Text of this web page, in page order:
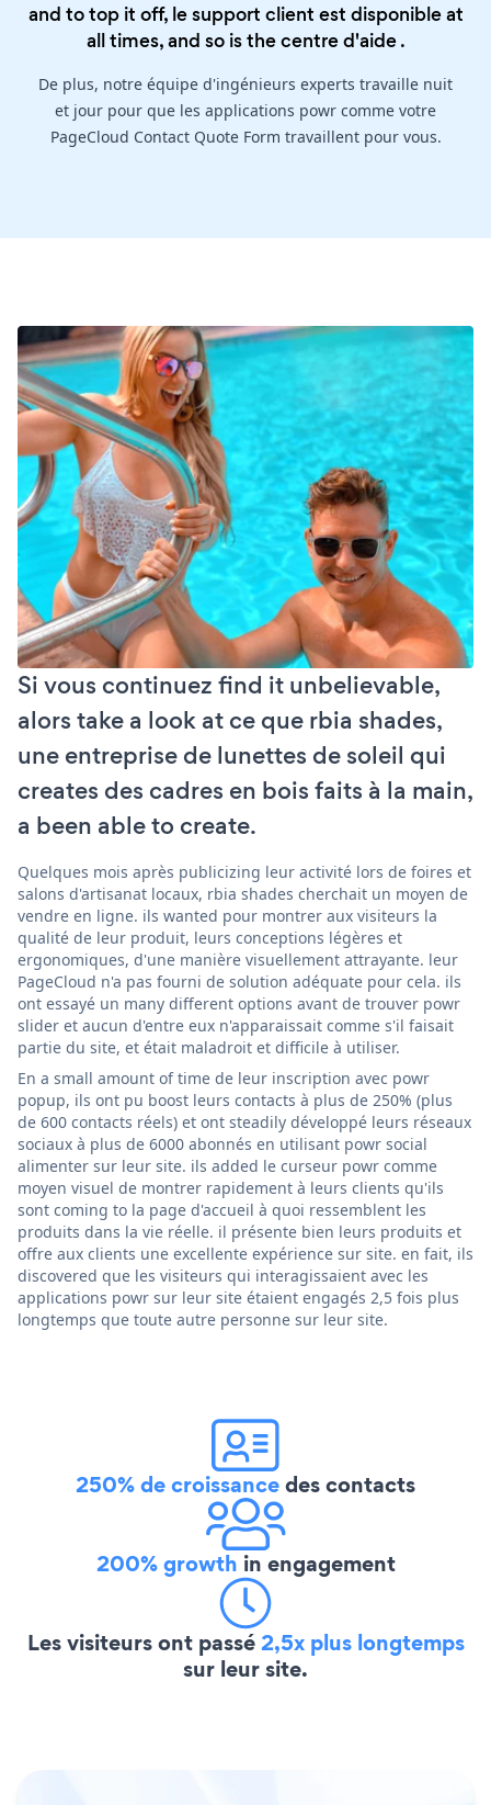
and to top it off, le support client est disponible at
all times, and so is thecentre d'aide.
De plus, notre équipe d'ingénieurs experts travaille nuit
et jour pour que les applications powr comme votre
PageCloud Contact Quote Form travaillent pour vous.
Si vous continuez find it unbelievable,
alors take a look at ce que rbia shades,
une entreprise de lunettes de soleil qui
creates des cadres en bois faits à la main,
a been able to create.
Quelques mois après publicizing leur activité lors de foires et
salons d'artisanat locaux, rbia shades cherchait un moyen de
vendre en ligne. ils wanted pour montrer aux visiteurs la
qualité de leur produit, leurs conceptions légères et
ergonomiques, d'une manière visuellement attrayante. leur
PageCloud n'a pas fourni de solution adéquate pour cela. ils
ont essayé un many different options avant de trouver powr
slider et aucun d'entre eux n'apparaissait comme s'il faisait
partie du site, et était maladroit et difficile à utiliser.
En a small amount of time de leur inscription avec powr
popup, ils ont pu boost leurs contacts à plus de 250% (plus
de 600 contacts réels) et ont steadily développé leurs réseaux
sociaux à plus de 6000 abonnés en utilisant powr social
alimenter sur leur site. ils added le curseur powr comme
moyen visuel de montrer rapidement à leurs clients qu'ils
sont coming to la page d'accueil à quoi ressemblent les
produits dans la vie réelle. il présente bien leurs produits et
offre aux clients une excellente expérience sur site. en fait, ils
discovered que les visiteurs qui interagissaient avec les
applications powr sur leur site étaient engagés 2,5 fois plus
longtemps que toute autre personne sur leur site.
250% de croissancedes contacts
200% growth in engagement
Les visiteurs ont passé2,5x plus longtemps
sur leur site.